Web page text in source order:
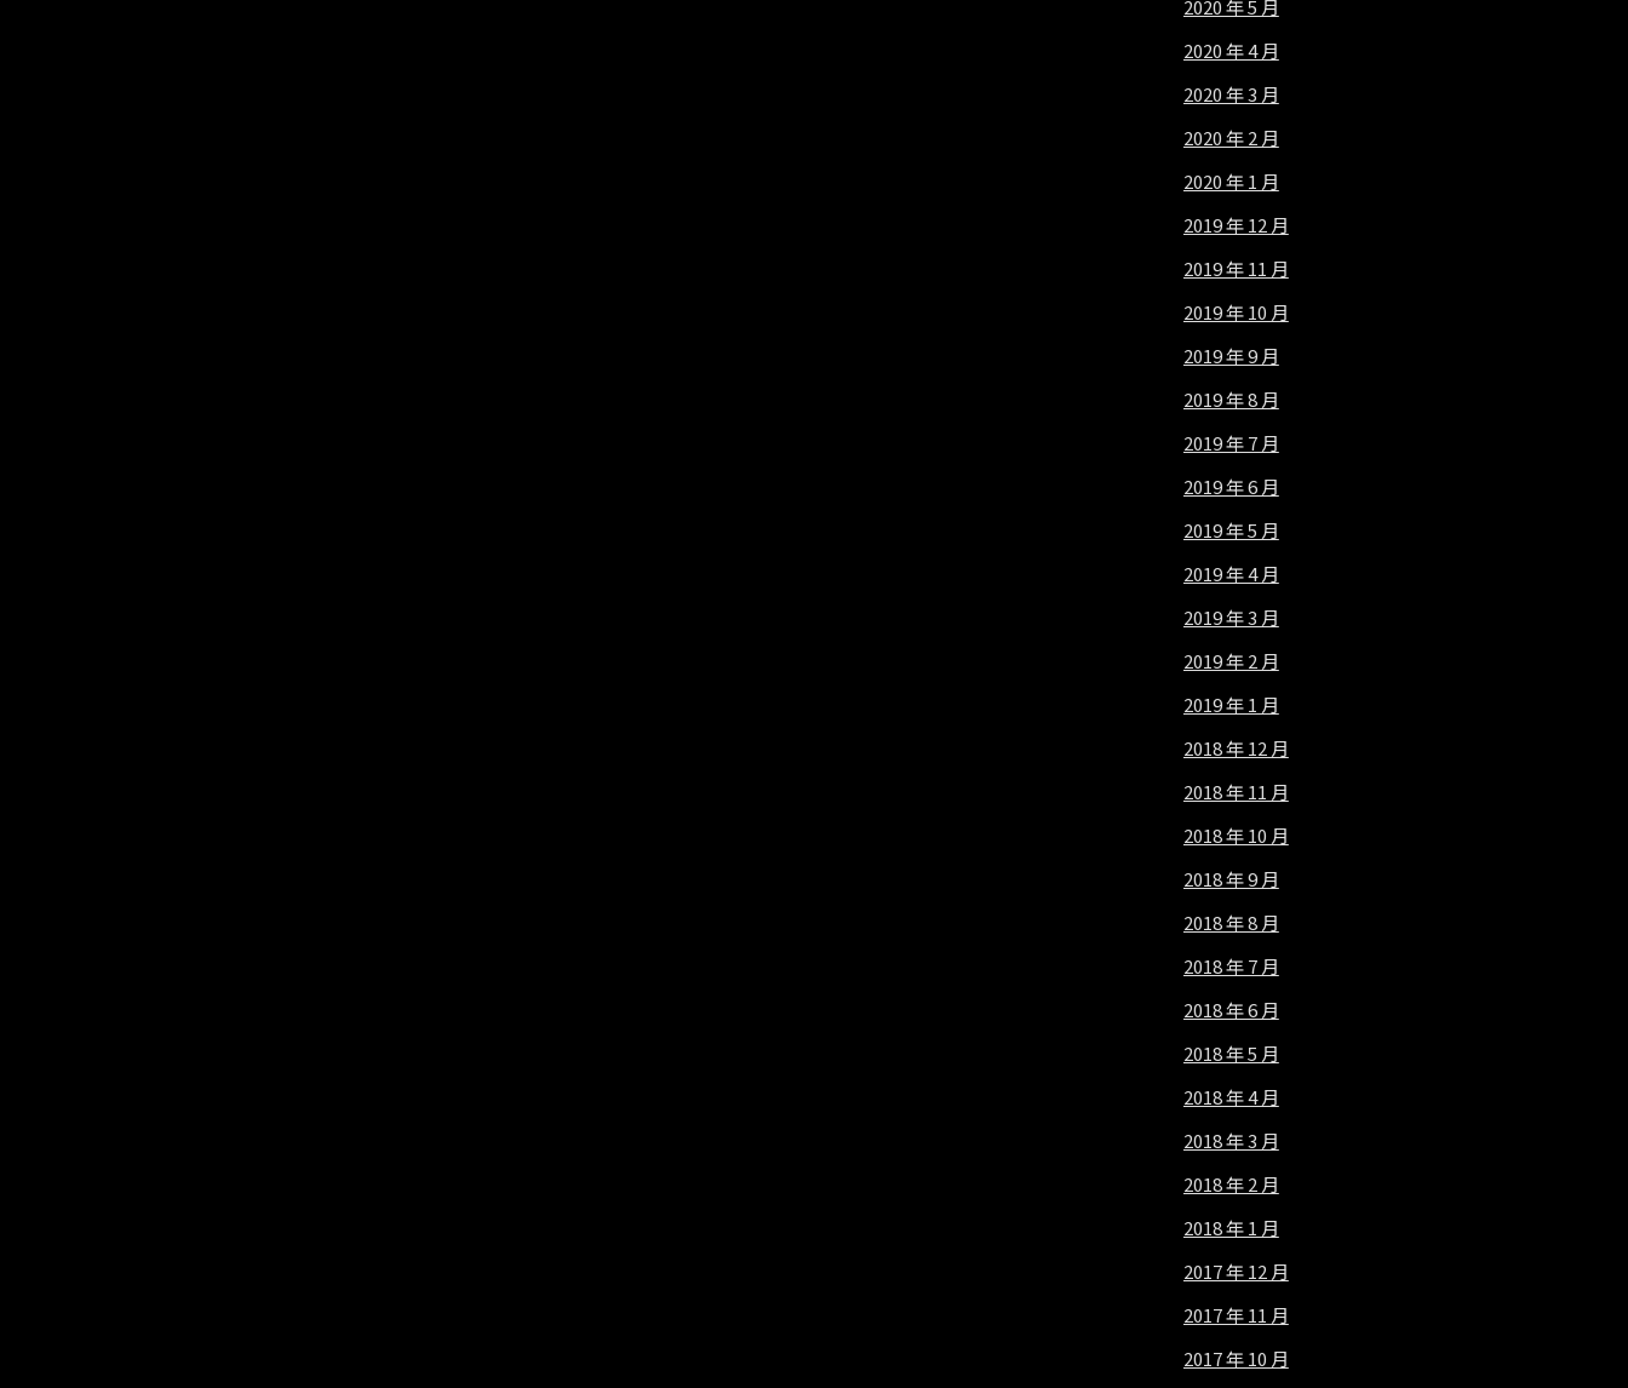
2020 年 5 月
2020 年 4 月
2020 年 3 月
2020 年 2 月
2020 年 1 月
2019 年 12 月
2019 年 11 月
2019 年 10 月
2019 年 9 月
2019 年 8 月
2019 年 7 月
2019 年 6 月
2019 年 5 月
2019 年 4 月
2019 年 3 月
2019 年 2 月
2019 年 1 月
2018 年 12 月
2018 年 11 月
2018 年 10 月
2018 年 9 月
2018 年 8 月
2018 年 7 月
2018 年 6 月
2018 年 5 月
2018 年 4 月
2018 年 3 月
2018 年 2 月
2018 年 1 月
2017 年 12 月
2017 年 11 月
2017 年 10 月